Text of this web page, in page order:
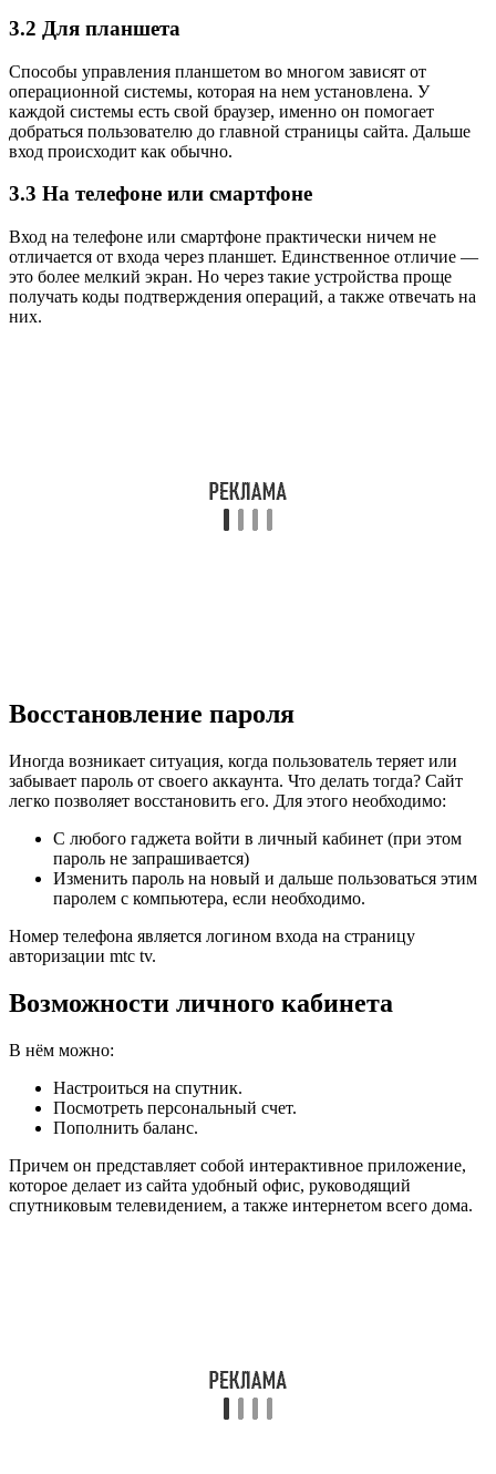
3.2 Для планшета
Способы управления планшетом во многом зависят от
операционной системы, которая на нем установлена. У
каждой системы есть свой браузер, именно он помогает
добраться пользователю до главной страницы сайта. Дальше
вход происходит как обычно.
3.3 На телефоне или смартфоне
Вход на телефоне или смартфоне практически ничем не
отличается от входа через планшет. Единственное отличие —
это более мелкий экран. Но через такие устройства проще
получать коды подтверждения операций, а также отвечать на
них.
Восстановление пароля
Иногда возникает ситуация, когда пользователь теряет или
забывает пароль от своего аккаунта. Что делать тогда? Сайт
легко позволяет восстановить его. Для этого необходимо:
С любого гаджета войти в личный кабинет (при этом
пароль не запрашивается)
Изменить пароль на новый и дальше пользоваться этим
паролем с компьютера, если необходимо.
Номер телефона является логином входа на страницу
авторизации mtc tv.
Возможности личного кабинета
В нём можно:
Настроиться на спутник.
Посмотреть персональный счет.
Пополнить баланс.
Причем он представляет собой интерактивное приложение,
которое делает из сайта удобный офис, руководящий
спутниковым телевидением, а также интернетом всего дома.